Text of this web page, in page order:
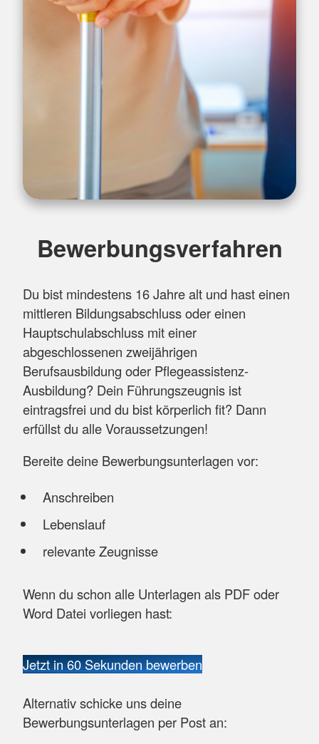
Bewerbungsverfahren
Du bist mindestens 16 Jahre alt und hast einen
mittleren Bildungsabschluss oder einen
Hauptschulabschluss mit einer
abgeschlossenen zweijährigen
Berufsausbildung oder Pflegeassistenz-
Ausbildung? Dein Führungszeugnis ist
eintragsfrei und du bist körperlich fit? Dann
erfüllst du alle Voraussetzungen!
Bereite deine Bewerbungsunterlagen vor:
Anschreiben
Lebenslauf
relevante Zeugnisse
Wenn du schon alle Unterlagen als PDF oder
Word Datei vorliegen hast:
Jetzt in 60 Sekunden bewerben
Alternativ schicke uns deine
Bewerbungsunterlagen per Post an: